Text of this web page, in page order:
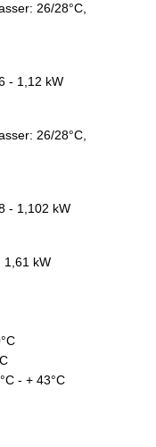
26/28°C,
- 1,12 kW
26/28°C,
- 1,102 kW
1,61 kW
- + 43°C